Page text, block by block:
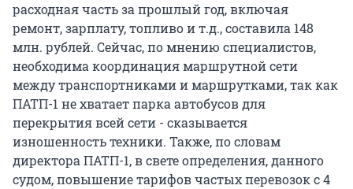
расходная часть за прошлый год, включая
ремонт, зарплату, топливо и т.д., составила 148
млн. рублей. Сейчас, по мнению специалистов,
необходима координация маршрутной сети
между транспортниками и маршрутками, так как
ПАТП-1 не хватает парка автобусов для
перекрытия всей сети - сказывается
изношенность техники. Также, по словам
директора ПАТП-1, в свете определения, данного
судом, повышение тарифов частых перевозок с 4